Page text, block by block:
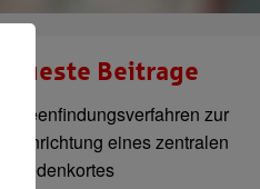
Neueste Beitrage
Ideenfindungsverfahren zur
Einrichtung eines zentralen
Gedenkortes